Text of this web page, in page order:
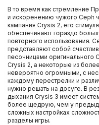
В то время как стремление
и искоренению чужого Ceph
кампания Crysis 2, его
обеспечивают гораздо
повторного использования.
представляют собой
песочницами
Crysis 2, а некоторые из
невероятно огромными, с
каждому перестрелки и
нужно решать на досуге. В
дыхания Crysis 3 имеет
более щедрую, чем у
сложных настройках
разделы игры.